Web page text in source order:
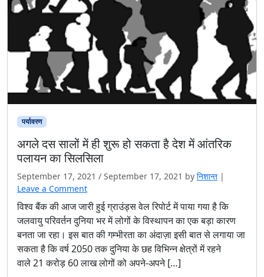
पर्यावरण
अगले दस सालों में ही शुरू हो सकता है देश में आंतरिक
पलायन का सिलसिला
September 17, 2021 / September 17, 2021 by निशान्त |
Leave a Comment
विश्व बैंक की आज जारी हुई ग्राउंड्स वेल रिपोर्ट में पाया गया है कि
जलवायु परिवर्तन दुनिया भर में लोगों के विस्थापन का एक बड़ा कारण
बनता जा रहा। इस बात की गम्भीरता का अंदाज़ा इसी बात से लगाया जा
सकता है कि वर्ष 2050 तक दुनिया के छह विभिन्न क्षेत्रों में रहने
वाले 21 करोड़ 60 लाख लोगों को अपने-अपने […]